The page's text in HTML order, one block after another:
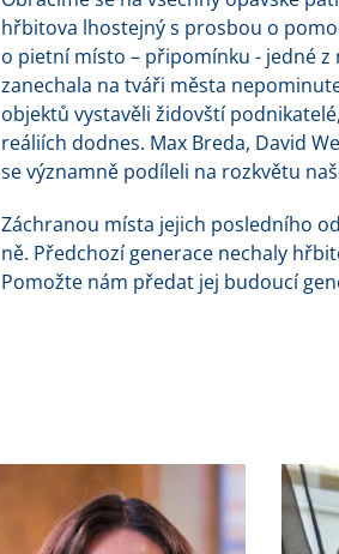
hřbitova lhostejný s prosbou o
o pietní místo – připomínku - jedné
zanechala na tváři města
objektů vystavěli židovští
reáliích dodnes. Max Breda, David
se významně podíleli na rozkvětu
Záchranou místa jejich posledního
ně. Předchozí generace nechaly
Pomožte nám předat jej budoucí